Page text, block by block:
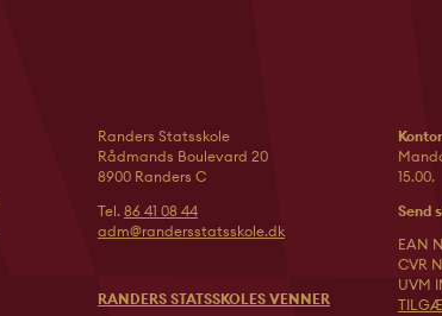
Randers Statsskole
Rådmands Boulevard 20
8900 Randers C
Tel. 86 41 08 44
adm@randersstatsskole.dk
RANDERS STATSSKOLES VENNER
15.00.
Send
EAN
CVR
UVM